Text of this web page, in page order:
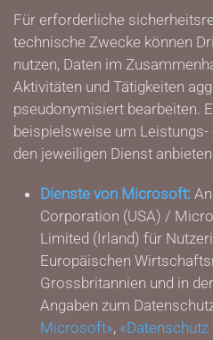
Für erforderliche
technische Zwecke können
nutzen, Daten im
Aktivitäten und Tätigkeiten
pseudonymisiert bearbeiten.
beispielsweise um Leistungs-
den jeweiligen Dienst
Dienste von Microsoft:
Corporation (USA) /
Limited (Irland) für
Europäischen
Grossbritannien und in
Angaben zum
Microsoft»,